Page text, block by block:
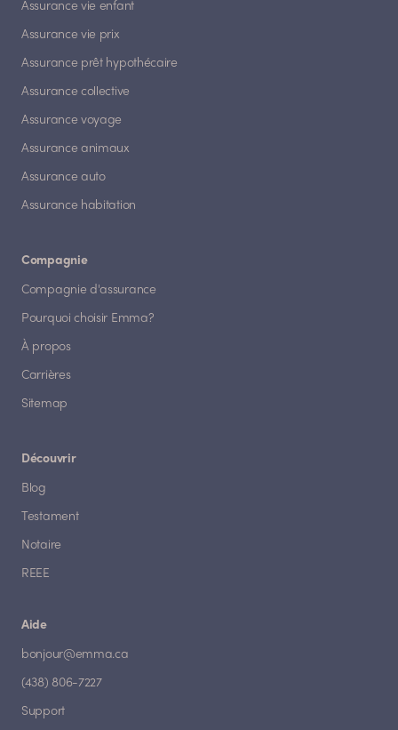
Assurance vie enfant
Assurance vie prix
Assurance prêt hypothécaire
Assurance collective
Assurance voyage
Assurance animaux
Assurance auto
Assurance habitation
Compagnie
Compagnie d'assurance
Pourquoi choisir Emma?
À propos
Carrières
Sitemap
Découvrir
Blog
Testament
Notaire
REEE
Aide
bonjour@emma.ca
(438) 806-7227
Support